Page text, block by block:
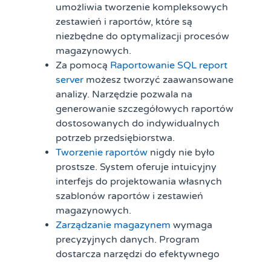
umożliwia tworzenie kompleksowych
zestawień i raportów, które są
niezbędne do optymalizacji procesów
magazynowych.
Za pomocą Raportowanie SQL report
server możesz tworzyć zaawansowane
analizy. Narzędzie pozwala na
generowanie szczegółowych raportów
dostosowanych do indywidualnych
potrzeb przedsiębiorstwa.
Tworzenie raportów nigdy nie było
prostsze. System oferuje intuicyjny
interfejs do projektowania własnych
szablonów raportów i zestawień
magazynowych.
Zarządzanie magazynem wymaga
precyzyjnych danych. Program
dostarcza narzędzi do efektywnego